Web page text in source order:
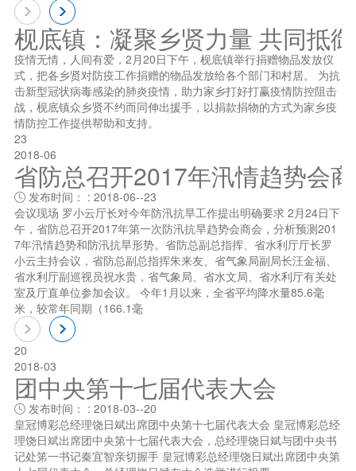
枧底镇：凝聚乡贤力量 共同抵
疫情无情，人间有爱，2月20日下午，枧底镇举行捐赠物品发放仪
式，把各乡贤对防疫工作捐赠的物品发放给各个部门和村居。 为抗
击新型冠状病毒感染的肺炎疫情，助力家乡打好打赢疫情防控阻击
战，枧底镇众乡贤不约而同伸出援手，以捐款捐物的方式为家乡疫
情防控工作提供帮助和支持。
23
2018-06
省防总召开2017年汛情趋势会
发布时间： : 2018-06--23
会议现场 罗小云厅长对今年防汛抗旱工作提出明确要求 2月24日下
午，省防总召开2017年第一次防汛抗旱趋势会商会，分析预测201
7年汛情趋势和防汛抗旱形势。省防总副总指挥、省水利厅厅长罗
小云主持会议，省防总副总指挥朱来友、省气象局副局长汪金福、
省水利厅副巡视员祝水贵，省气象局、省水文局、省水利厅有关处
室及厅直单位参加会议。 今年1月以来，全省平均降水量85.6毫
米，较常年同期（166.1毫
20
2018-03
团中央第十七届代表大会
发布时间： : 2018-03--20
皇冠博彩总经理饶日斌出席团中央第十七届代表大会 皇冠博彩总经
理饶日斌出席团中央第十七届代表大会，总经理饶日斌与团中央书
记处笫一书记秦宜智亲切握手 皇冠博彩总经理饶日斌出席团中央第